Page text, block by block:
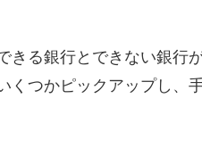
る銀行とできない銀行
くつかピックアップし、